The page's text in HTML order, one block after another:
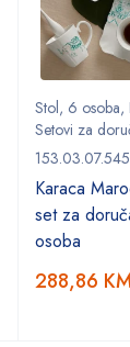
Stol, 6 osoba,
Setovi za
Karaca
set za
osoba
288,86